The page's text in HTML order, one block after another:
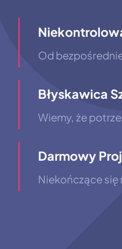
Od
Błyskawica
Wiemy, że
Darmowy
Niekończące